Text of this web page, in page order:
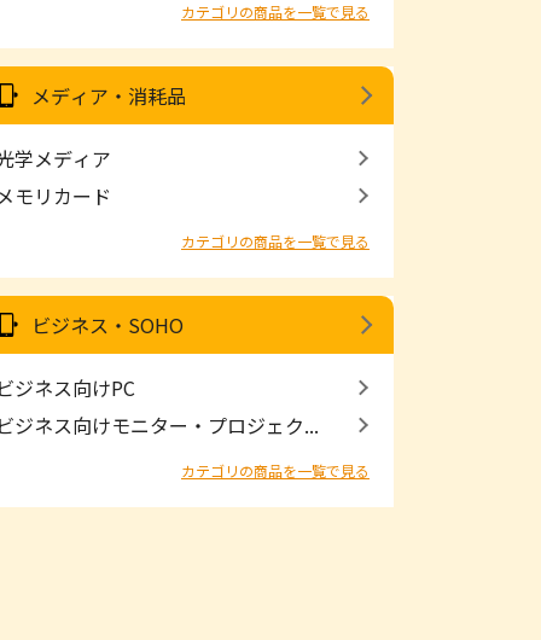
カテゴリの商品を一覧で見る
メディア・消耗品
学メディア
モリカード
カテゴリの商品を一覧で見る
ビジネス・SOHO
ジネス向けPC
ジネス向けモニター・プロジェク...
カテゴリの商品を一覧で見る